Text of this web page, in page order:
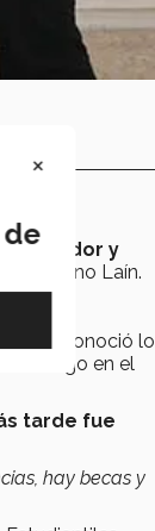
y
Lozano Laín.
y así conoció lo
en el
tarde fue
hay becas y
×